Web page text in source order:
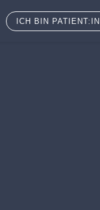
ICH BIN PATIENT:IN